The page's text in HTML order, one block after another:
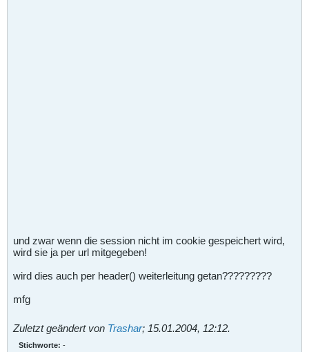
und zwar wenn die session nicht im cookie gespeichert wird,
wird sie ja per url mitgegeben!
wird dies auch per header() weiterleitung getan?????????
mfg
Zuletzt geändert von Trashar; 15.01.2004, 12:12.
Stichworte: -